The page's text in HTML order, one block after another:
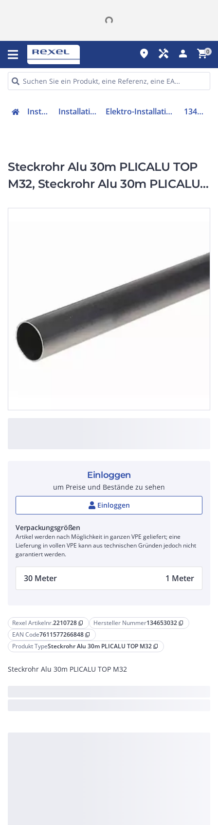
place handyman person shopping_cart0
Installation Installationsrohre Elektro-Installationsrohr Metall 134653032
Steckrohr Alu 30m PLICALU TOP
M32, Steckrohr Alu 30m PLICALU
Rexel Artikelnr.2210728 content_copy Hersteller Nummer134653032 content_copy
EAN Code7611577266848 content_copy
Produkt TypeSteckrohr Alu 30m PLICALU TOP M32 content_copy
Steckrohr Alu 30m PLICALU TOP M32
Einloggen
um Preise und Bestände zu sehen
Einloggen
Verpackungsgrößen
Artikel werden nach Möglichkeit in ganzen VPE geliefert; eine
Lieferung in vollen VPE kann aus technischen Gründen jedoch nicht
garantiert werden.
30 Meter 1 Meter